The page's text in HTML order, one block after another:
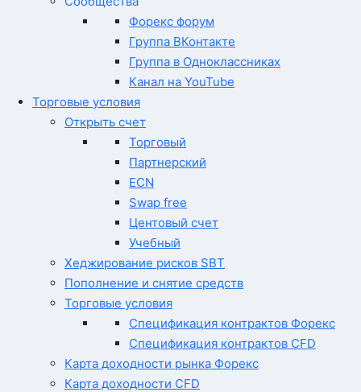
Форекс форум
Группа ВКонтакте
Группа в Одноклассниках
Канал на YouTube
Торговые условия
Открыть счет
Торговый
Партнерский
ECN
Swap free
Центовый счет
Учебный
Хеджирование рисков SBT
Пополнение и снятие средств
Торговые условия
Спецификация контрактов Форекс
Спецификация контрактов CFD
Карта доходности рынка Форекс
Карта доходности CFD